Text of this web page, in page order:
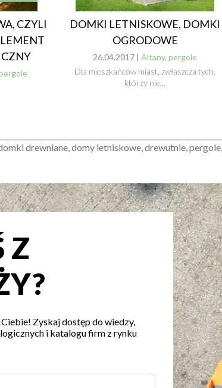
CZYLI
DOMKI LETNISKOWE, DOMKI
OGRODOWE
26.04.2017 | Altany, pergole
Dla mieszkańców miast, zwłaszcza tych,
którzy nie...
drewniane, domy letniskowe, drewutnie,
Z
Zyskaj dostęp do wiedzy,
i katalogu firm z rynku